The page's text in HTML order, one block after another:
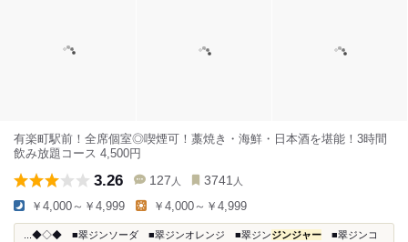
有楽町駅前！全席個室◎喫煙可！藁焼き・海鮮・日本酒を堪能！3時間
飲み放題コース 4,500円
3.26 127 人 3741 人
￥4,000～￥4,999 ￥4,000～￥4,999
...◆◇◆ ■翠ジンソーダ ■翠ジンオレンジ ■翠ジンジンジャー ■翠ジンコ